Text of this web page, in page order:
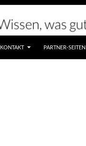
KONTAKT PARTNER-SEITEN